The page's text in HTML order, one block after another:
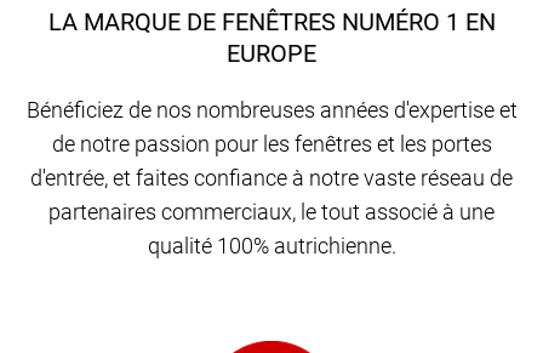
LA MARQUE DE FENÊTRES NUMÉRO 1 EN
EUROPE
Bénéficiez de nos nombreuses années d'expertise et
de notre passion pour les fenêtres et les portes
d'entrée, et faites confiance à notre vaste réseau de
partenaires commerciaux, le tout associé à une
qualité 100% autrichienne.